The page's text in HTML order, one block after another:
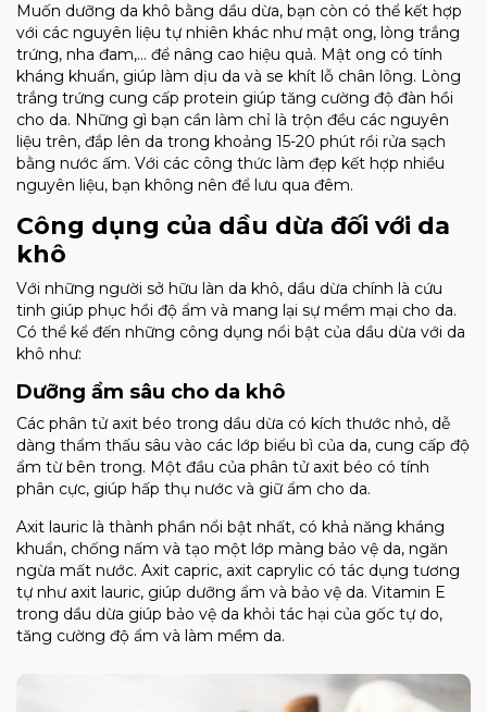
Muốn dưỡng da khô bằng dầu dừa, bạn còn có thể kết hợp
với các nguyên liệu tự nhiên khác như mật ong, lòng trắng
trứng, nha đam,... để nâng cao hiệu quả. Mật ong có tính
kháng khuẩn, giúp làm dịu da và se khít lỗ chân lông. Lòng
trắng trứng cung cấp protein giúp tăng cường độ đàn hồi
cho da. Những gì bạn cần làm chỉ là trộn đều các nguyên
liệu trên, đắp lên da trong khoảng 15-20 phút rồi rửa sạch
bằng nước ấm. Với các công thức làm đẹp kết hợp nhiều
nguyên liệu, bạn không nên để lưu qua đêm.
Công dụng của dầu dừa đối với da
khô
Với những người sở hữu làn da khô, dầu dừa chính là cứu
tinh giúp phục hồi độ ẩm và mang lại sự mềm mại cho da.
Có thể kể đến những công dụng nổi bật của dầu dừa với da
khô như:
Dưỡng ẩm sâu cho da khô
Các phân tử axit béo trong dầu dừa có kích thước nhỏ, dễ
dàng thẩm thấu sâu vào các lớp biểu bì của da, cung cấp độ
ẩm từ bên trong. Một đầu của phân tử axit béo có tính
phân cực, giúp hấp thụ nước và giữ ẩm cho da.
Axit lauric là thành phần nổi bật nhất, có khả năng kháng
khuẩn, chống nấm và tạo một lớp màng bảo vệ da, ngăn
ngừa mất nước. Axit capric, axit caprylic có tác dụng tương
tự như axit lauric, giúp dưỡng ẩm và bảo vệ da. Vitamin E
trong dầu dừa giúp bảo vệ da khỏi tác hại của gốc tự do,
tăng cường độ ẩm và làm mềm da.